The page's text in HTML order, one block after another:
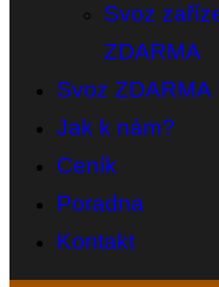
Svoz
ZDARMA
Svoz ZDARMA
Jak k nám?
Ceník
Poradna
Kontakt